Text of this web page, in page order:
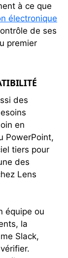
à ce que
électronique
de ses
premier
des
en
PowerPoint,
tiers pour
des
Lens
équipe ou
la
Slack,